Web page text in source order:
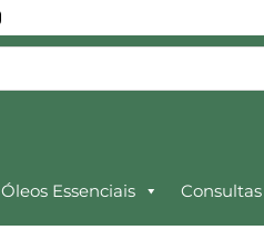
Óleos Essenciais Consultas